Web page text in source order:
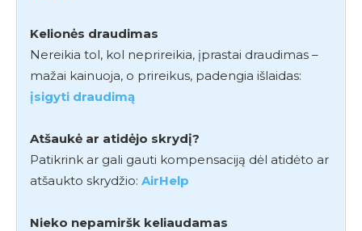
Kelionės draudimas
Nereikia tol, kol neprireikia, įprastai draudimas –
mažai kainuoja, o prireikus, padengia išlaidas:
įsigyti draudimą
Atšaukė ar atidėjo skrydį?
Patikrink ar gali gauti kompensaciją dėl atidėto ar
atšaukto skrydžio: AirHelp
Nieko nepamiršk keliaudamas